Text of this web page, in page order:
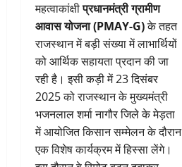
महत्वाकांक्षीप्रधानमंत्री ग्रामीण
आवास योजना (PMAY-G)के तहत
राजस्थान में बड़ी संख्या में लाभार्थियों
को आर्थिक सहायता प्रदान की जा
रही है। इसी कड़ी में 23 दिसंबर
2025 को राजस्थान के मुख्यमंत्री
भजनलाल शर्मा नागौर जिले के मेड़ता
में आयोजित किसान सम्मेलन के दौरान
एक विशेष कार्यक्रम में हिस्सा लेंगे।